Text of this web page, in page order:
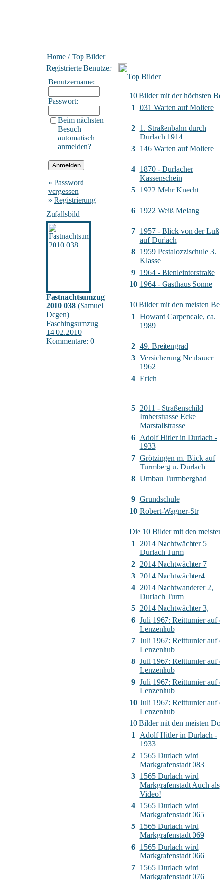
Home/ Top Bilder
Registrierte Benutzer
Benutzername:
Passwort:
Beim nächsten
Besuch
automatisch
anmelden?
» Password
vergessen
» Registrierung
Zufallsbild
Fastnachtsumzug
2010 038(Samuel
Degen)
Faschingsumzug
14.02.2010
Kommentare: 0
Top Bilder
10 Bilder mit der höchsten
1
031 Warten auf Moliere
2
1. Straßenbahn durch
Durlach 1914
3
146 Warten auf Moliere
4
1870 - Durlacher
Kassenschein
5
1922 Mehr Knecht
6 1922 Weiß Melang
7
1957 - Blick von der Luß
auf Durlach
8
1959 Pestalozzischule 3.
Klasse
9
1964 - Bienleintorstraße
10 1964 - Gasthaus Sonne
10 Bilder mit den meisten
1
Howard Carpendale, ca.
1989
2
49. Breitengrad
3
Versicherung Neubauer
1962
4
Erich
5
2011 - Straßenschild
Imberstrasse Ecke
Marstallstrasse
6
Adolf Hitler in Durlach -
1933
7
Grötzingen m. Blick auf
Turmberg u. Durlach
8
Umbau Turmbergbad
9
Grundschule
10 Robert-Wagner-Str
Die 10 Bilder mit den
1
2014 Nachtwächter 5
Durlach Turm
2
2014 Nachtwächter 7
3
2014 Nachtwächter4
4
2014 Nachtwanderer 2,
Durlach Turm
5
2014 Nachtwächter 3,
6
Juli 1967: Reitturnier auf
Lenzenhub
7
Juli 1967: Reitturnier auf
Lenzenhub
8
Juli 1967: Reitturnier auf
Lenzenhub
9
Juli 1967: Reitturnier auf
Lenzenhub
10 Juli 1967: Reitturnier auf
Lenzenhub
10 Bilder mit den meisten
1
Adolf Hitler in Durlach -
1933
2
1565 Durlach wird
Markgrafenstadt 083
3
1565 Durlach wird
Markgrafenstadt Auch als
Video!
4
1565 Durlach wird
Markgrafenstadt 065
5
1565 Durlach wird
Markgrafenstadt 069
6
1565 Durlach wird
Markgrafenstadt 066
7
1565 Durlach wird
Markgrafenstadt 076